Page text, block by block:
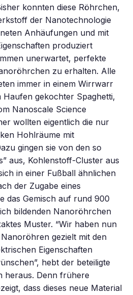
konnten diese Röhrchen,
der Nanotechnologie
Anhäufungen und mit
produziert
unerwartet, perfekte
zu erhalten. Alle
immer in einem Wirrwarr
Haufen gekochter Spaghetti,
Nanoscale Science
wollten eigentlich die nur
Hohlräume mit
gingen sie von den so
aus, Kohlenstoff-Cluster aus
in einer Fußball ähnlichen
der Zugabe eines
das Gemisch auf rund 900
bildenden Nanoröhrchen
Muster. “Wir haben nun
gezielt mit den
Eigenschaften
hebt der beteiligte
heraus. Denn frühere
dass dieses neue Material